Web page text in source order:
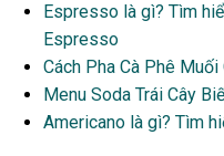
Espresso là gì? Tìm
Espresso
Cách Pha Cà Phê
Menu Soda Trái Cây
Americano là gì? Tìm